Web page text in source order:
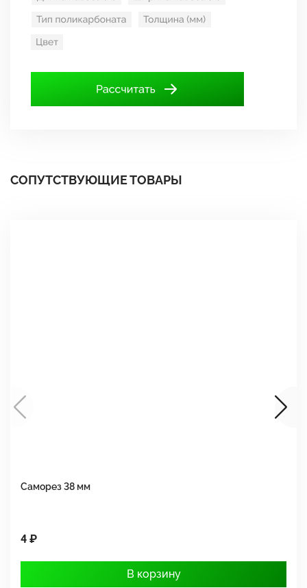
СОПУТСТВУЮЩИЕ ТОВАРЫ
Саморез 38 мм
4 ₽
В корзину